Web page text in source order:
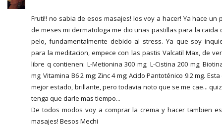
Fruti!! no sabia de esos masajes! los voy a hacer! Ya hace un
de meses mi dermatologa me dio unas pastillas para la caida
pelo, fundamentalmente debido al stress. Ya que soy
para la meditacion, empece con las pastis Valcatil Max, de
libre q contienen: L-Metionina 300 mg; L-Cistina 200 mg;
mg; Vitamina B6 2 mg; Zinc 4 mg; Acido Pantoténico 9.2 mg. Esta
mejor estado, brillante, pero todavia noto que se me cae...
tenga que darle mas tiempo...
De todos modos voy a comprar la crema y hacer tambien
masajes! Besos Mechi